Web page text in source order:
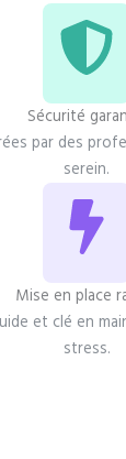
Sécurité
par des
serein.
Mise en place
et clé en
stress.